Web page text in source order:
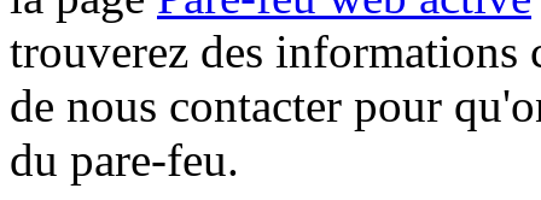
trouverez des informations
de nous contacter pour
du pare-feu.